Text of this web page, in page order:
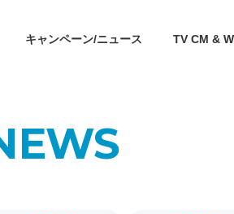
キャンペーン/ニュース TV CM &